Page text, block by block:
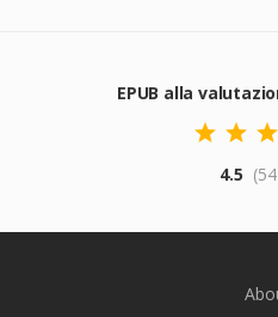
EPUB alla
4.5